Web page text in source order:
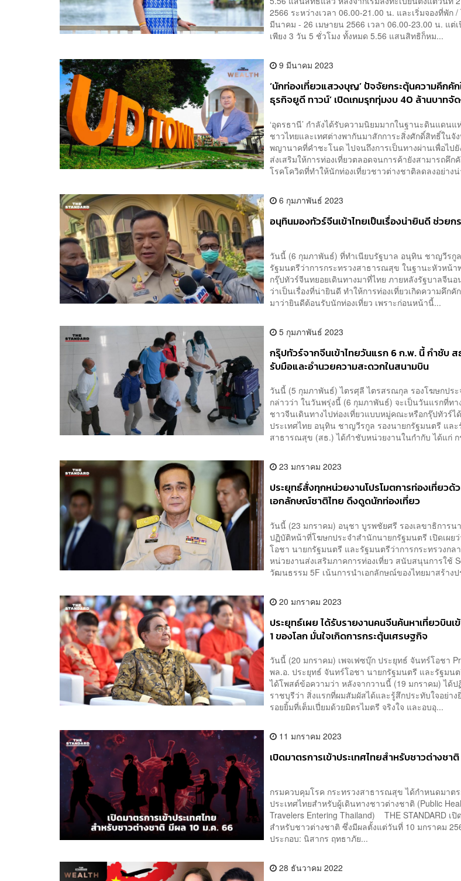
2566 ระหว่างเวลา 06.00-21.00 น. และเริ่มจองที่พัก
มีนาคม - 26 เมษายน 2566 เวลา 06.00-23.00 น. แต่
เพียง 3 วัน 5 ชั่วโมง ทั้งหมด 5.56 แสนสิทธิก็หม...
9 มีนาคม 2023
‘นักท่องเที่ยวแสวงบุญ’ ปัจจัยกระตุ้นความคึกคั
ธุรกิจยูดี ทาวน์’ เปิดเกมรุกทุ่มงบ 40 ล้านบาท
‘อุดรธานี’ กำลังได้รับความนิยมมากในฐานะดินแดนแ
ชาวไทยและเทศต่างพากันมาสักการะสิ่งศักดิ์สิทธิ์ในจั
พญานาคที่คำชะโนด ไปจนถึงการเป็นทางผ่านเพื่อไป
ส่งเสริมให้การท่องเที่ยวตลอดจนการค้ายังสามารถคึก
โรคโควิดที่ทำให้นักท่องเที่ยวชาวต่างชาติลดลงอย่างน่
6 กุมภาพันธ์ 2023
อนุทินมองทัวร์จีนเข้าไทยเป็นเรื่องน่ายินดี ช่วย
วันนี้ (6 กุมภาพันธ์) ที่ทำเนียบรัฐบาล อนุทิน ชาญวีรกู
รัฐมนตรีว่าการกระทรวงสาธารณสุข ในฐานะหัวหน้า
กรุ๊ปทัวร์จีนทยอยเดินทางมาที่ไทย ภายหลังรัฐบาลจีน
ว่าเป็นเรื่องที่น่ายินดี ทำให้การท่องเที่ยวเกิดความคึก
มาว่ายินดีต้อนรับนักท่องเที่ยว เพราะก่อนหน้านี้...
5 กุมภาพันธ์ 2023
กรุ๊ปทัวร์จากจีนเข้าไทยวันแรก 6 ก.พ. นี้ กำชับ
รับมือและอำนวยความสะดวกในสนามบิน
วันนี้ (5 กุมภาพันธ์) ไตรศุลี ไตรสรณกุล รองโฆษกปร
กล่าวว่า ในวันพรุ่งนี้ (6 กุมภาพันธ์) จะเป็นวันแรกที่ท
ชาวจีนเดินทางไปท่องเที่ยวแบบหมู่คณะหรือกรุ๊ปทัวร์ไ
ประเทศไทย อนุทิน ชาญวีรกูล รองนายกรัฐมนตรี และ
สาธารณสุข (สธ.) ได้กำชับหน่วยงานในกำกับ ได้แก่
23 มกราคม 2023
ประยุทธ์สั่งทุกหน่วยงานโปรโมตการท่องเที่ยวด้
เอกลักษณ์ชาติไทย ดึงดูดนักท่องเที่ยว
วันนี้ (23 มกราคม) อนุชา บูรพชัยศรี รองเลขาธิการน
ปฏิบัติหน้าที่โฆษกประจำสำนักนายกรัฐมนตรี เปิดเผย
โอชา นายกรัฐมนตรี และรัฐมนตรีว่าการกระทรวงกล
หน่วยงานส่งเสริมภาคการท่องเที่ยว สนับสนุนการใช้
วัฒนธรรม 5F เน้นการนำเอกลักษณ์ของไทยมาสร้าง
20 มกราคม 2023
ประยุทธ์เผย ได้รับรายงานคนจีนค้นหาเที่ยวบิน
1 ของโลก มั่นใจเกิดการกระตุ้นเศรษฐกิจ
วันนี้ (20 มกราคม) เพจเฟซบุ๊ก ประยุทธ์ จันทร์โอชา
พล.อ. ประยุทธ์ จันทร์โอชา นายกรัฐมนตรี และรัฐมน
ได้โพสต์ข้อความว่า หลังจากวานนี้ (19 มกราคม) ได้
ราชบุรีว่า สิ่งแรกที่ผมสัมผัสได้และรู้สึกประทับใจอย่า
รอยยิ้มที่เต็มเปี่ยมด้วยมิตรไมตรี จริงใจ และอบอุ...
11 มกราคม 2023
เปิดมาตรการเข้าประเทศไทยสำหรับชาวต่างชา
กรมควบคุมโรค กระทรวงสาธารณสุข ได้กำหนดมาต
ประเทศไทยสำหรับผู้เดินทางชาวต่างชาติ (Public
Travelers Entering Thailand) THE STANDARD เ
สำหรับชาวต่างชาติ ซึ่งมีผลตั้งแต่วันที่ 10 มกราคม
ประกอบ: นิสากร ฤทธาภัย...
28 ธันวาคม 2022